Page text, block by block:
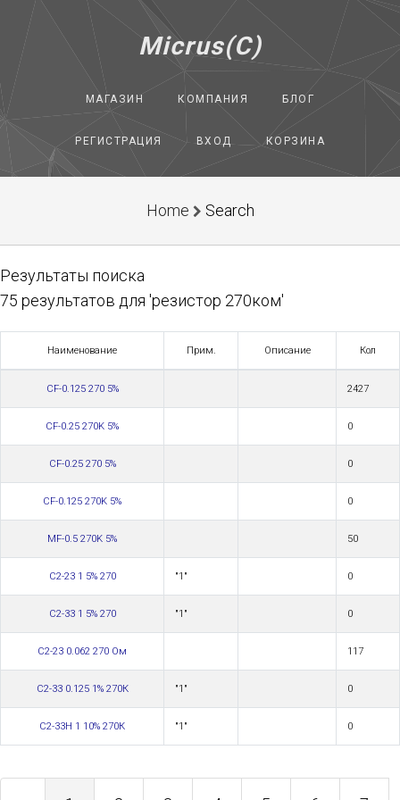
Micrus(C)
МАГАЗИН КОМПАНИЯ БЛОГ
РЕГИСТРАЦИЯ ВХОД КОРЗИНА
Home Search
Результаты поиска
75 результатов для 'резистор 270ком'
Наименование Прим. Описание Кол
CF-0.125 270 5% 2427
CF-0.25 270K 5% 0
CF-0.25 270 5% 0
CF-0.125 270K 5% 0
MF-0.5 270K 5% 50
С2-23 1 5% 270 "1" 0
С2-33 1 5% 270 "1" 0
С2-23 0.062 270 Ом 117
С2-33 0.125 1% 270К "1" 0
С2-33Н 1 10% 270К "1" 0